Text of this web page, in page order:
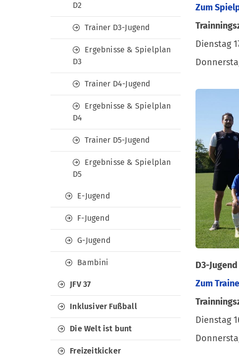
Zum
Dienstag
D3-Jugend
Zum
Dienstag
D2
Trainer D3-Jugend
Ergebnisse & Spielplan
D3
Trainer D4-Jugend
Ergebnisse & Spielplan
D4
Trainer D5-Jugend
Ergebnisse & Spielplan
D5
E-Jugend
F-Jugend
G-Jugend
Bambini
JFV 37
Inklusiver Fußball
Die Welt ist bunt
Freizeitkicker